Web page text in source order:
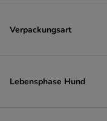
Verpackungsart
Lebensphase Hund